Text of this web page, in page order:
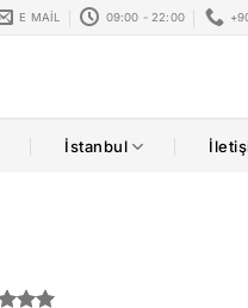
E MAIL 09:00 - 22:00
İstanbul